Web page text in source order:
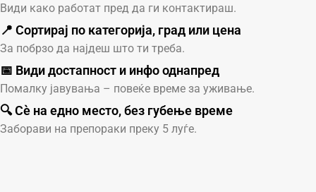
Види како работат пред да ги контактираш.
📍 Сортирај по категорија, град или цена
За побрзо да најдеш што ти треба.
📅 Види достапност и инфо однапред
Помалку јавувања – повеќе време за уживање.
🔍 Сè на едно место, без губење време
Заборави на препораки преку 5 луѓе.